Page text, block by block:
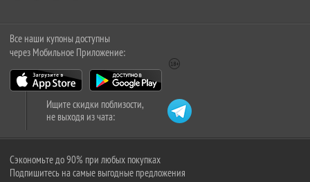
Все наши купоны доступны
через Мобильное Приложение:
Ищите скидки поблизости,
не выходя из чата:
Сэкономьте до 90% при любых покупках
Подпишитесь на самые выгодные предложения